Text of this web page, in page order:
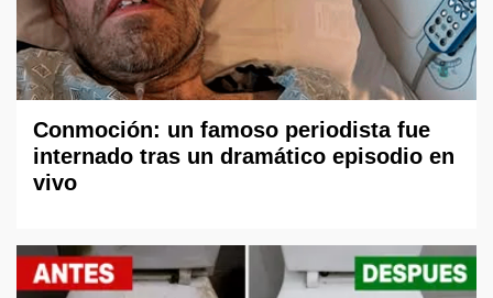
Conmoción: un famoso periodista fue
internado tras un dramático episodio en
vivo